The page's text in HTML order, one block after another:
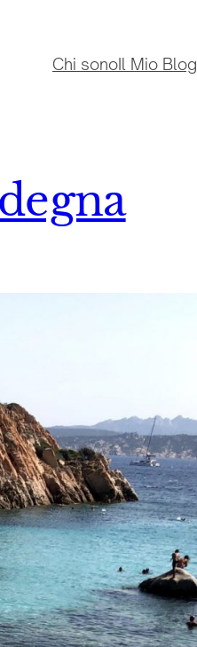
Chi sonoIl Mio Blog